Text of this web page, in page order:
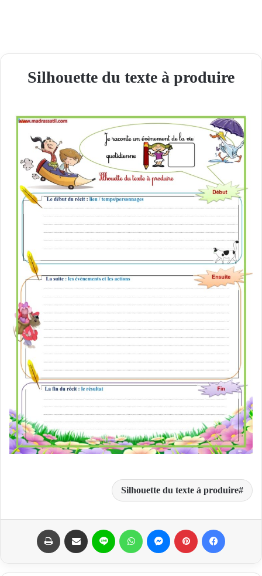
Silhouette du texte à produire
Silhouette du texte à produire